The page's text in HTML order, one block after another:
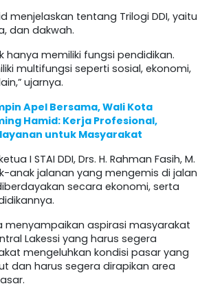
menjelaskan tentang Trilogi DDI, yaitu
dan dakwah.
hanya memiliki fungsi pendidikan.
multifungsi seperti sosial, ekonomi,
ujarnya.
Apel Bersama, Wali Kota
Hamid: Kerja Profesional,
untuk Masyarakat
I STAI DDI, Drs. H. Rahman Fasih, M.
anak jalanan yang mengemis di jalan
secara ekonomi, serta
menyampaikan aspirasi masyarakat
Lakessi yang harus segera
mengeluhkan kondisi pasar yang
dan harus segera dirapikan area